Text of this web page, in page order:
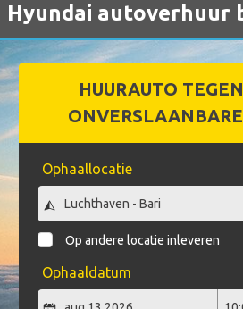
Hyundai autoverhuur
HUURAUTO
Ophaallocatie
Op andere locatie inleveren
Ophaaldatum